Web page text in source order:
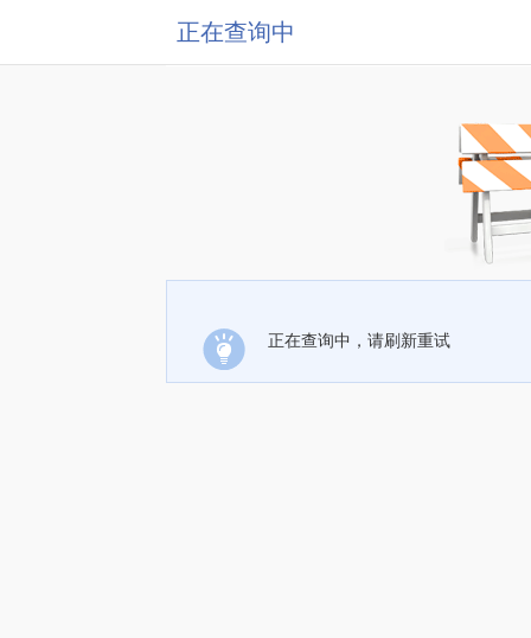
正在查询中
正在查询中，请刷新重试